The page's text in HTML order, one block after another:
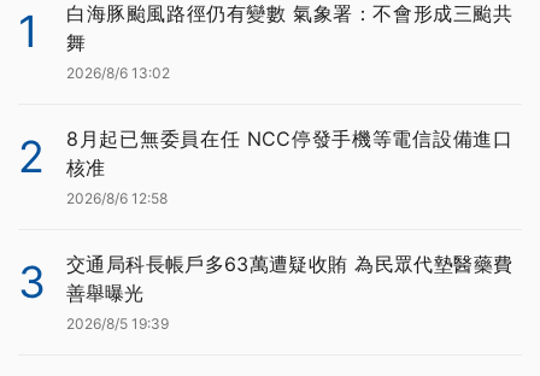
1
白海豚颱風路徑仍有變數 氣象署：不會形成三颱共
舞
2026/8/6 13:02
2
8月起已無委員在任 NCC停發手機等電信設備進口
核准
2026/8/6 12:58
3
交通局科長帳戶多63萬遭疑收賄 為民眾代墊醫藥費
善舉曝光
2026/8/5 19:39